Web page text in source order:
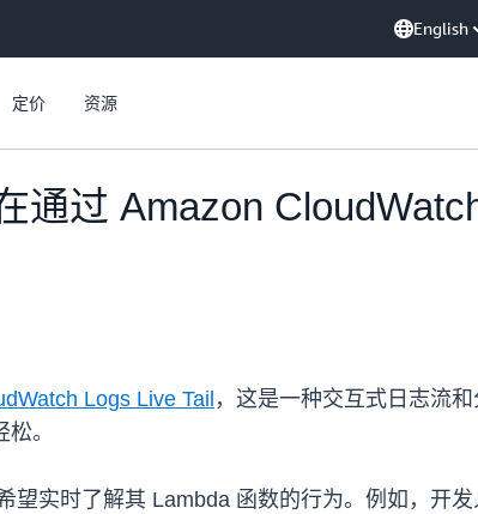
English
定价 资源
通过 Amazon
Logs Live Tail ，这是一种交互式日志流
。
望实时了解其 Lambda 函数的行为。例如，开